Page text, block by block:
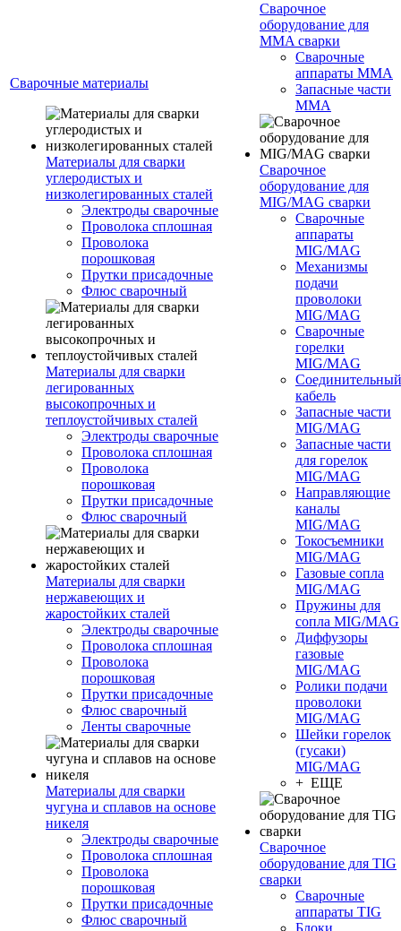
Сварочные материалы
Материалы для сварки
углеродистых и
низколегированных сталей
Электроды сварочные
Проволока сплошная
Проволока
порошковая
Прутки присадочные
Флюс сварочный
Материалы для сварки
легированных
высокопрочных и
теплоустойчивых сталей
Электроды сварочные
Проволока сплошная
Проволока
порошковая
Прутки присадочные
Флюс сварочный
Материалы для сварки
нержавеющих и
жаростойких сталей
Электроды сварочные
Проволока сплошная
Проволока
порошковая
Прутки присадочные
Флюс сварочный
Ленты сварочные
Материалы для сварки
чугуна и сплавов на основе
никеля
Электроды сварочные
Проволока сплошная
Проволока
порошковая
Прутки присадочные
Флюс сварочный
Сварочное
оборудование для
MMA сварки
Сварочные
аппараты MMA
Запасные части
MMA
Сварочное
оборудование для
MIG/MAG сварки
Сварочные
аппараты
MIG/MAG
Механизмы
подачи
проволоки
MIG/MAG
Сварочные
горелки
MIG/MAG
Соединительный
кабель
Запасные части
MIG/MAG
Запасные части
для горелок
MIG/MAG
Направляющие
каналы
MIG/MAG
Токосъемники
MIG/MAG
Газовые сопла
MIG/MAG
Пружины для
сопла MIG/MAG
Диффузоры
газовые
MIG/MAG
Ролики подачи
проволоки
MIG/MAG
Шейки горелок
(гусаки)
MIG/MAG
+ ЕЩЕ
Сварочное
оборудование для TIG
сварки
Сварочные
аппараты TIG
Блоки